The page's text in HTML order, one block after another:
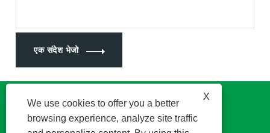
एक संदेश भेजो
X
We use cookies to offer you a better
browsing experience, analyze site traffic